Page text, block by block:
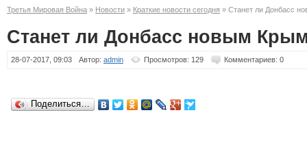
Третья Мировая Война » Новости » Краткие новости сегодня » Станет ли Донбасс
Станет ли Донбасс новым
28-07-2017, 09:03 Автор: admin Просмотров: 129 Комментариев: 0
Поделиться…